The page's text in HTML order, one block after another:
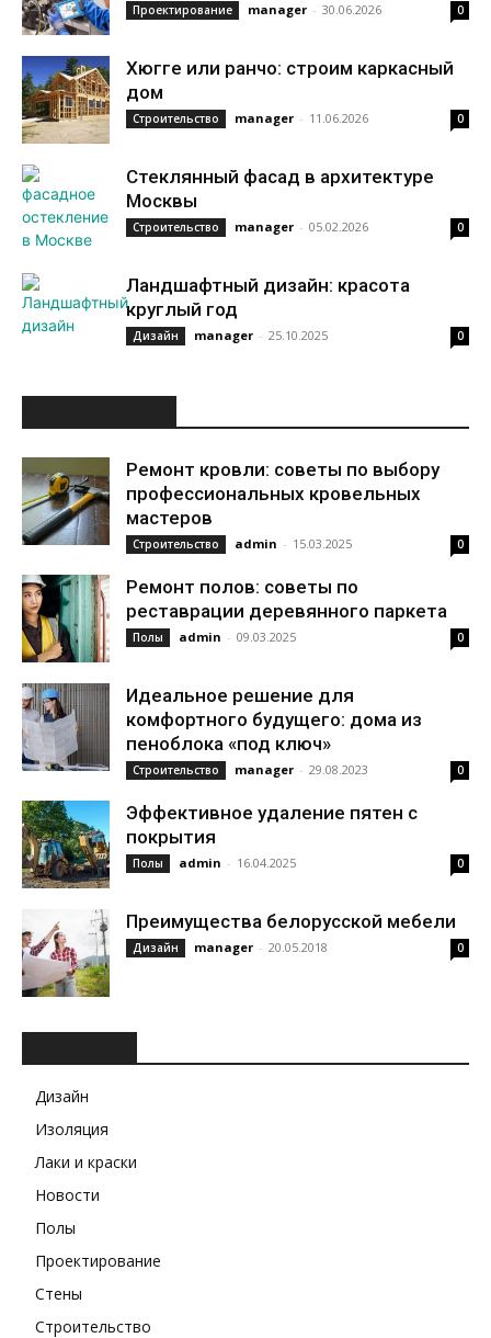
Проектирование manager - 30.06.2026 0
Хюгге или ранчо: строим каркасный
дом
Строительство manager - 11.06.2026 0
Стеклянный фасад в архитектуре
Москвы
Строительство manager - 05.02.2026 0
Ландшафтный дизайн: красота
круглый год
Дизайн manager - 25.10.2025 0
Ремонт кровли: советы по выбору
профессиональных кровельных
мастеров
Строительство admin - 15.03.2025 0
Ремонт полов: советы по
реставрации деревянного паркета
Полы admin - 09.03.2025 0
Идеальное решение для
комфортного будущего: дома из
пеноблока «под ключ»
Строительство manager - 29.08.2023 0
Эффективное удаление пятен с
покрытия
Полы admin - 16.04.2025 0
Преимущества белорусской мебели
Дизайн manager - 20.05.2018 0
Дизайн
Изоляция
Лаки и краски
Новости
Полы
Проектирование
Стены
Строительство